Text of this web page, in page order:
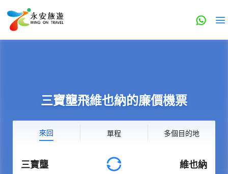
三寶壟飛維也納的廉價機票
來回 單程 多個目的地
三寶壟 維也納